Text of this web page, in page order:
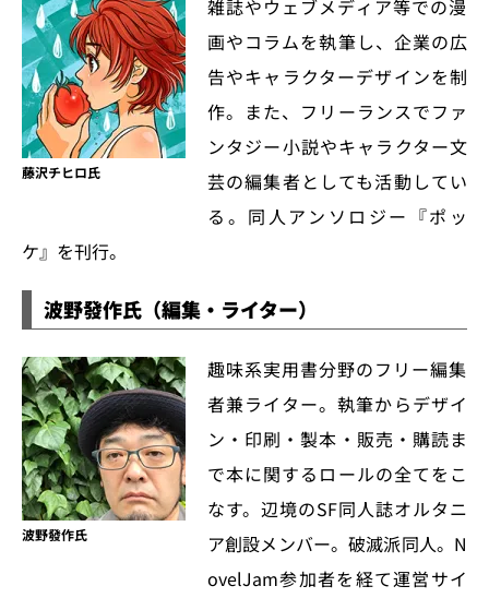
藤沢チヒロ氏
雑誌やウェブメディア等での漫
画やコラムを執筆し、企業の広
告やキャラクターデザインを制
作。また、フリーランスでファ
ンタジー小説やキャラクター文
芸の編集者としても活動してい
る。同人アンソロジー『ポッ
ケ』を刊行。
波野發作氏（編集・ライター）
波野發作氏
趣味系実用書分野のフリー編集
者兼ライター。執筆からデザイ
ン・印刷・製本・販売・購読ま
で本に関するロールの全てをこ
なす。辺境のSF同人誌オルタニ
ア創設メンバー。破滅派同人。N
ovelJam参加者を経て運営サイ